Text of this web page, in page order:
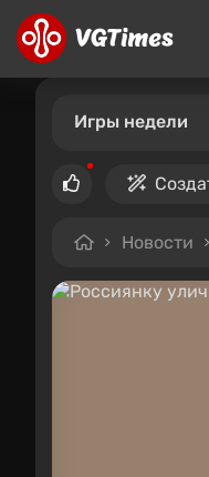
Игры недели
Новости